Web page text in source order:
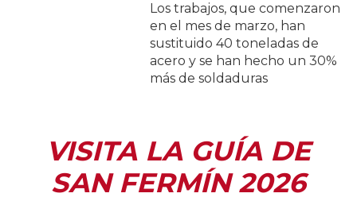
Los trabajos, que comenzaron
en el mes de marzo, han
sustituido 40 toneladas de
acero y se han hecho un 30%
más de soldaduras
VISITA LA GUÍA DE
SAN FERMÍN 2026